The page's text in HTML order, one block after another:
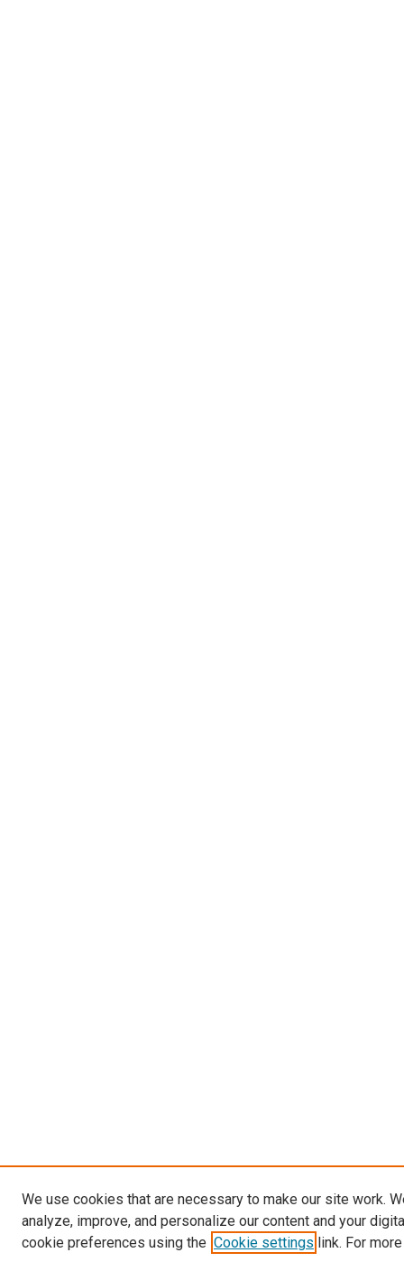
We use cookies that are necessary to make our site work.
analyze, improve, and personalize our content and your
cookie preferences using the Cookie settings link. For